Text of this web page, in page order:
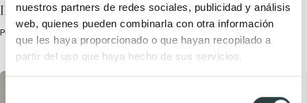
nuestros partners de redes sociales, publicidad y análisis
web, quienes pueden combinarla con otra información
que les haya proporcionado o que hayan recopilado a
partir del uso que haya hecho de sus servicios.
Decoración de baño estilo griego
Publicada el 6 Noviembre, 2023 por TODOMUEBLES.